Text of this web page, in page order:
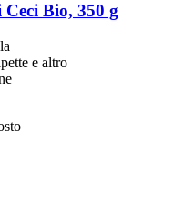
Bio, 350 g
e altro